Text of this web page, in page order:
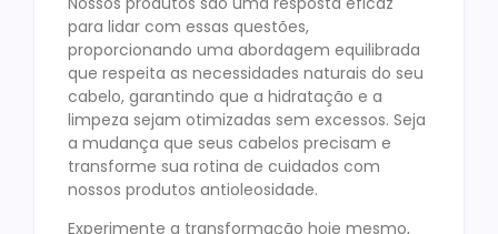
para lidar com essas questões,
proporcionando uma abordagem equilibrada
que respeita as necessidades naturais do seu
cabelo, garantindo que a hidratação e a
limpeza sejam otimizadas sem excessos. Seja
a mudança que seus cabelos precisam e
transforme sua rotina de cuidados com
nossos produtos antioleosidade.
Experimente a transformação hoje mesmo,